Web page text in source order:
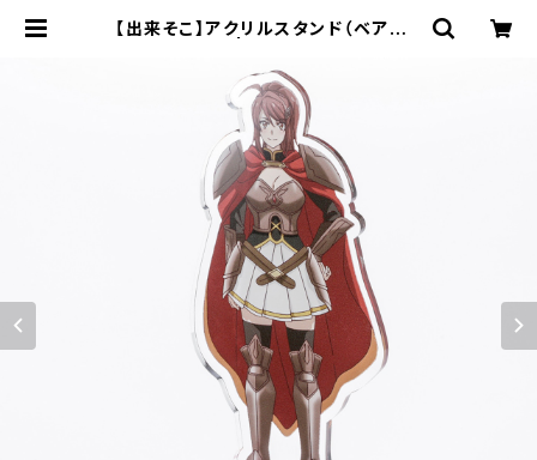
【出来そこ】アクリルスタンド（ベアトリ